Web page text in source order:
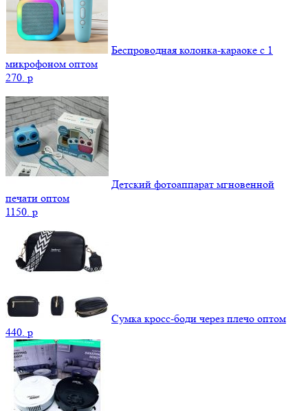
Беспроводная колонка-караоке с 1
микрофоном оптом
270. p
Детский фотоаппарат мгновенной
печати оптом
1150. p
Сумка кросс-боди через плечо оптом
440. p